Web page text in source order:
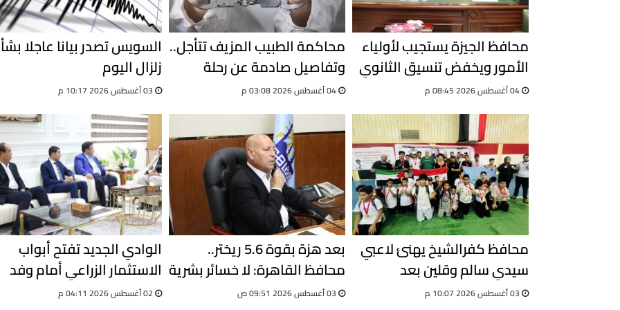
محافظ الجيزة يستجيب لأولياء
الأمور ويخفض تنسيق الثانوي
العام
محاكمة الطبيب المزيف تتأجل..
وتفاصيل صادمة عن رحلة
التزوير
السويس تصدر بيانا عاجلا
زلزال اليوم
محافظ كفرالشيخ يهنئ لاعبي
سيدي سالم وقلين بعد
اختيارهم لاختبارات المنتخب
بعد هزة بقوة 5.6 ريختر..
محافظ القاهرة: لا خسائر بشرية
واستعداد كامل للطوارئ
الوادي الجديد تفتح أبواب
الاستثمار الزراعي أمام وفد
صيني